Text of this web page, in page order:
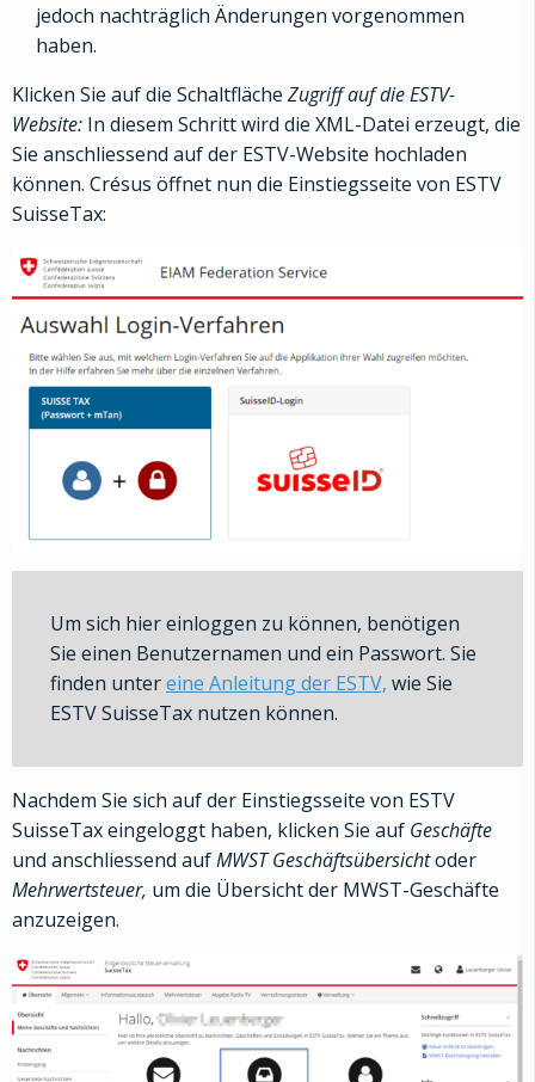
jedoch nachträglich Änderungen vorgenommen
haben.
Klicken Sie auf die Schaltfläche Zugriff auf die ESTV-
Website: In diesem Schritt wird die XML-Datei erzeugt, die
Sie anschliessend auf der ESTV-Website hochladen
können. Crésus öffnet nun die Einstiegsseite von ESTV
SuisseTax:
Um sich hier einloggen zu können, benötigen
Sie einen Benutzernamen und ein Passwort. Sie
finden untereine Anleitung der ESTV, wie Sie
ESTV SuisseTax nutzen können.
Nachdem Sie sich auf der Einstiegsseite von ESTV
SuisseTax eingeloggt haben, klicken Sie auf Geschäfte
und anschliessend aufMWST Geschäftsübersichtoder
Mehrwertsteuer, um die Übersicht der MWST-Geschäfte
anzuzeigen.